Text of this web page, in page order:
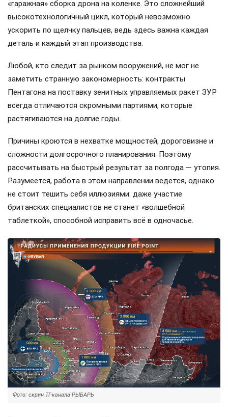
«гаражная» сборка дрона на коленке. Это сложнейший
высокотехнологичный цикл, который невозможно
ускорить по щелчку пальцев, ведь здесь важна каждая
деталь и каждый этап производства.
Любой, кто следит за рынком вооружений, не мог не
заметить странную закономерность: контракты
Пентагона на поставку зенитных управляемых ракет ЗУР
всегда отличаются скромными партиями, которые
растягиваются на долгие годы.
Причины кроются в нехватке мощностей, дороговизне и
сложности долгосрочного планирования. Поэтому
рассчитывать на быстрый результат за полгода — утопия.
Разумеется, работа в этом направлении ведется, однако
не стоит тешить себя иллюзиями: даже участие
британских специалистов не станет «волшебной
таблеткой», способной исправить всё в одночасье.
Фото: скрин ТГ-канала РЫБАРЬ